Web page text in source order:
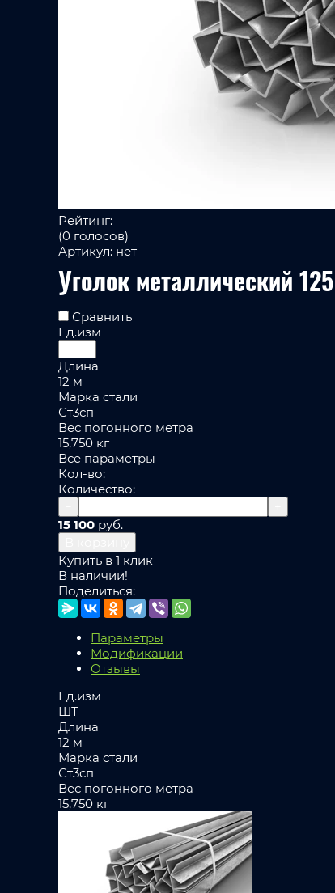
Рейтинг:
(0 голосов)
Артикул: нет
Уголок металлический
Сравнить
Ед.изм
Длина
12 м
Марка стали
Ст3сп
Вес погонного метра
15,750 кг
Все параметры
Кол-во:
Количество:
15 100 руб.
Купить в 1 клик
В наличии!
Поделиться:
Параметры
Модификации
Отзывы
Ед.изм
ШТ
Длина
12 м
Марка стали
Ст3сп
Вес погонного метра
15,750 кг